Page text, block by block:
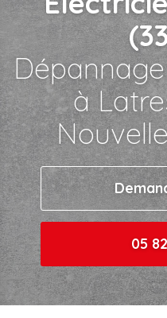
à
05